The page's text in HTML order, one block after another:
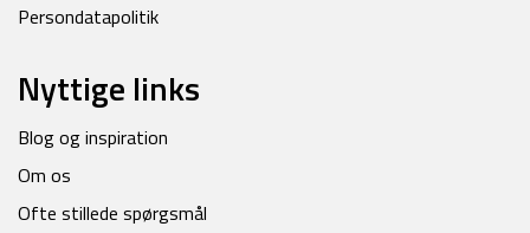
Persondatapolitik
Nyttige links
Blog og inspiration
Om os
Ofte stillede spørgsmål